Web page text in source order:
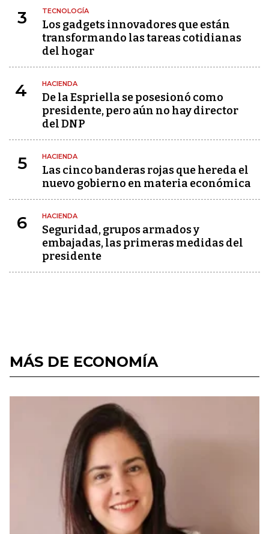
3 TECNOLOGÍA
Los gadgets innovadores que están
transformando las tareas cotidianas
del hogar
4 HACIENDA
De la Espriella se posesionó como
presidente, pero aún no hay director
del DNP
5 HACIENDA
Las cinco banderas rojas que hereda el
nuevo gobierno en materia económica
6 HACIENDA
Seguridad, grupos armados y
embajadas, las primeras medidas del
presidente
MÁS DE ECONOMÍA